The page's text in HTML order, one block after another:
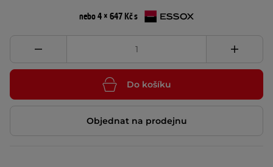
nebo 4 × 647 Kč s
Do košíku
Objednat na prodejnu